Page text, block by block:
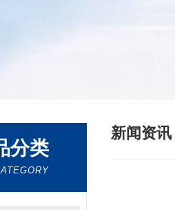
分类
新闻资讯